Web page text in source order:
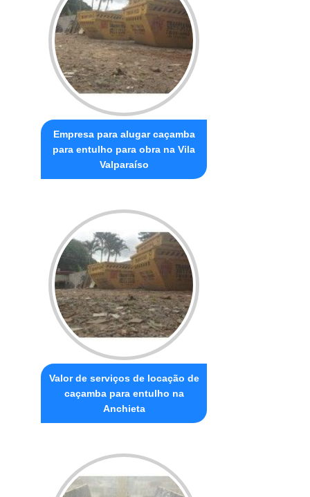
Empresa para alugar caçamba
para entulho para obra na Vila
Valparaíso
Valor de serviços de locação de
caçamba para entulho na
Anchieta